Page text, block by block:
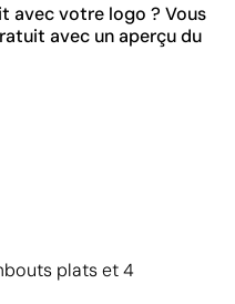
avec votre logo ? Vous
avec un aperçu du
plats et 4